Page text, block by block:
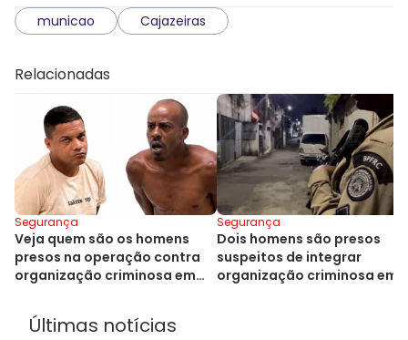
municao Cajazeiras
Relacionadas
Segurança
Veja quem são os homens
presos na operação contra
organização criminosa em
Segurança
Dois homens são presos
suspeitos de integrar
organização criminosa em
Últimas notícias